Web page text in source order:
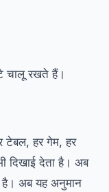
चालू रखते हैं।
टेबल, हर गेम, हर
दिखाई देता है। अब
है। अब यह अनुमान